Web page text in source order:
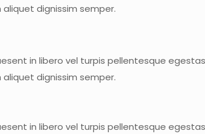
dignissim semper.
in libero vel turpis pellentesque
dignissim semper.
in libero vel turpis pellentesque